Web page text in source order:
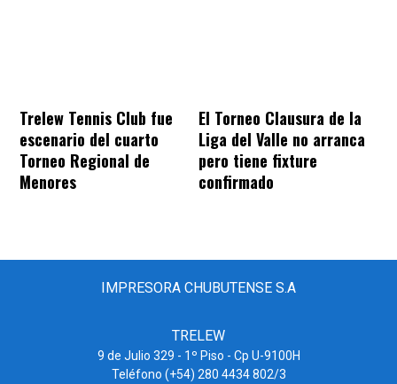
Trelew Tennis Club fue
escenario del cuarto
Torneo Regional de
Menores
El Torneo Clausura de la
Liga del Valle no arranca
pero tiene fixture
confirmado
IMPRESORA CHUBUTENSE S.A
TRELEW
9 de Julio 329 - 1º Piso - Cp U-9100H
Teléfono (+54) 280 4434 802/3